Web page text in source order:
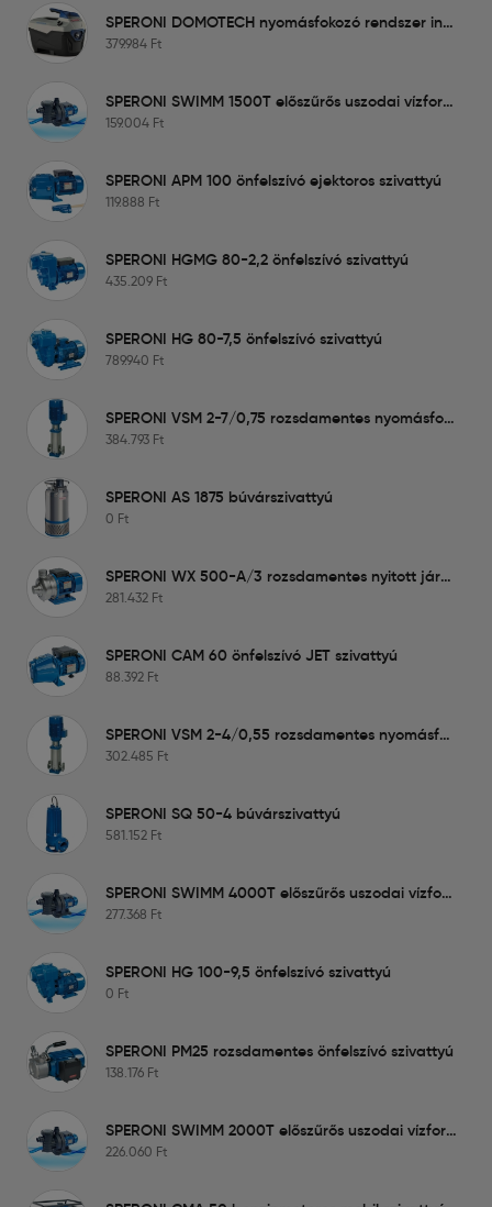
SPERONI DOMOTECH nyomásfokozó rendszer inverterrel
379.984 Ft
SPERONI SWIMM 1500T előszűrős uszodai vízforgató szivattyú
159.004 Ft
SPERONI APM 100 önfelszívó ejektoros szivattyú
119.888 Ft
SPERONI HGMG 80-2,2 önfelszívó szivattyú
435.209 Ft
SPERONI HG 80-7,5 önfelszívó szivattyú
789.940 Ft
SPERONI VSM 2-7/0,75 rozsdamentes nyomásfokozó szivattyú
384.793 Ft
SPERONI AS 1875 búvárszivattyú
0 Ft
SPERONI WX 500-A/3 rozsdamentes nyitott járókerekű szivattyú
281.432 Ft
SPERONI CAM 60 önfelszívó JET szivattyú
88.392 Ft
SPERONI VSM 2-4/0,55 rozsdamentes nyomásfokozó szivattyú
302.485 Ft
SPERONI SQ 50-4 búvárszivattyú
581.152 Ft
SPERONI SWIMM 4000T előszűrős uszodai vízforgató szivattyú
277.368 Ft
SPERONI HG 100-9,5 önfelszívó szivattyú
0 Ft
SPERONI PM25 rozsdamentes önfelszívó szivattyú
138.176 Ft
SPERONI SWIMM 2000T előszűrős uszodai vízforgató szivattyú
226.060 Ft